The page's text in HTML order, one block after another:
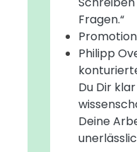
Fragen.“
Promotion
Philipp
Du Dir
Deine